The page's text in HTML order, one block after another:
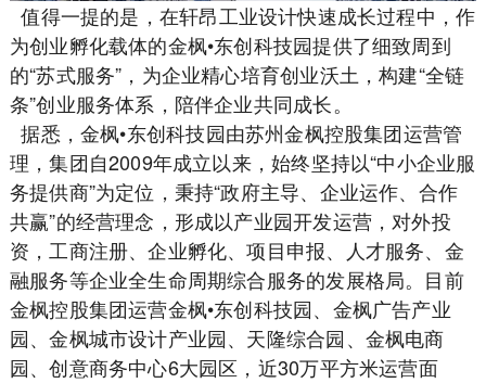
值得一提的是，在轩昂工业设计快速成长过程中，作
为创业孵化载体的金枫•东创科技园提供了细致周到
的“苏式服务”，为企业精心培育创业沃土，构建“全链
条”创业服务体系，陪伴企业共同成长。
据悉，金枫•东创科技园由苏州金枫控股集团运营管
理，集团自2009年成立以来，始终坚持以“中小企业服
务提供商”为定位，秉持“政府主导、企业运作、合作
共赢”的经营理念，形成以产业园开发运营，对外投
资，工商注册、企业孵化、项目申报、人才服务、金
融服务等企业全生命周期综合服务的发展格局。目前
金枫控股集团运营金枫•东创科技园、金枫广告产业
园、金枫城市设计产业园、天隆综合园、金枫电商
园、创意商务中心6大园区，近30万平方米运营面